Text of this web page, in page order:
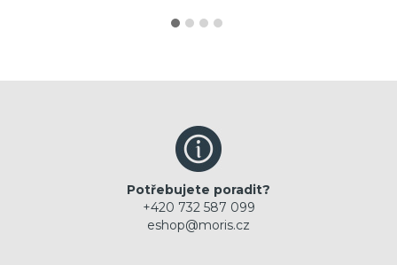
Potřebujete poradit?
+420 732 587 099
eshop@moris.cz